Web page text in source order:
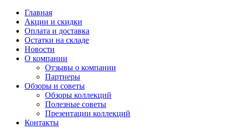
Главная
Акции и скидки
Оплата и доставка
Остатки на складе
Новости
О компании
Отзывы о компании
Партнеры
Обзоры и советы
Обзоры коллекций
Полезные советы
Презентации коллекций
Контакты